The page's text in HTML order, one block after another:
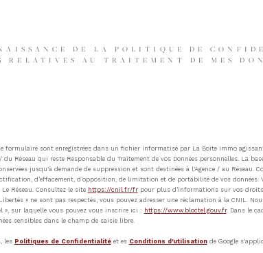
DE LA POLITIQUE DE
RELATIVES AU TRAITEMENT DE MES
formulaire sont enregistrées dans un fichier informatisé par La Boite Immo
du Réseau qui reste Responsable du Traitement de vos Données personnelles. La
jusqu'à demande de suppression et sont destinées à l'Agence / au
d’effacement, d’opposition, de limitation et de portabilité de vos
Réseau. Consultez le site https://cnil.fr/frpour plus d’informations sur vos droits.
» ne sont pas respectés, vous pouvez adresser une réclamation à la CNIL.
», sur laquelle vous pouvez vous inscrire ici : https://www.bloctel.gouv.fr. Dans le
sensibles dans le champ de saisie libre.
les Politiques de Confidentialitéet es Conditions d'utilisationde Google